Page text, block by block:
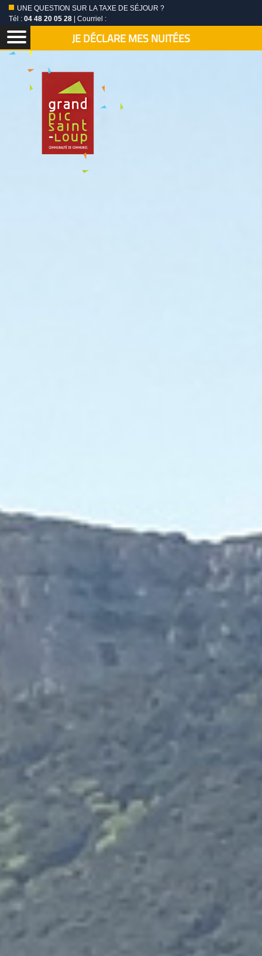
UNE QUESTION SUR LA TAXE DE SÉJOUR ?
Tél : 04 48 20 05 28 | Courriel :
JE DÉCLARE MES NUITÉES